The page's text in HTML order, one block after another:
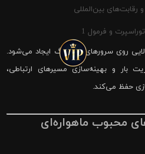
و فرمول 1
روی سرورهای شیرینگ ایجاد می‌شود.
بار و بهینه‌سازی مسیرهای ارتباطی،
حفظ می‌کند.
محبوب ماهواره‌ای